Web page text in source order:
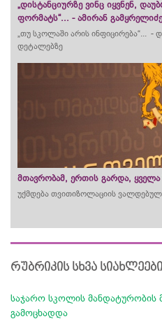
„დისტანციურზე ვინც იყვნენ,
ფორმატს“... - ამირან გამყრელიძე
„თუ სკოლაში არის ინფიცირება“...
დეტალებზე
მთავრობამ, ერთის გარდა, ყველა
უქმდება თვითიზოლაციის
რუბრიკის სხვა სიახლეები
საჯარო სკოლის მანდატურობის
გამოცხადდა